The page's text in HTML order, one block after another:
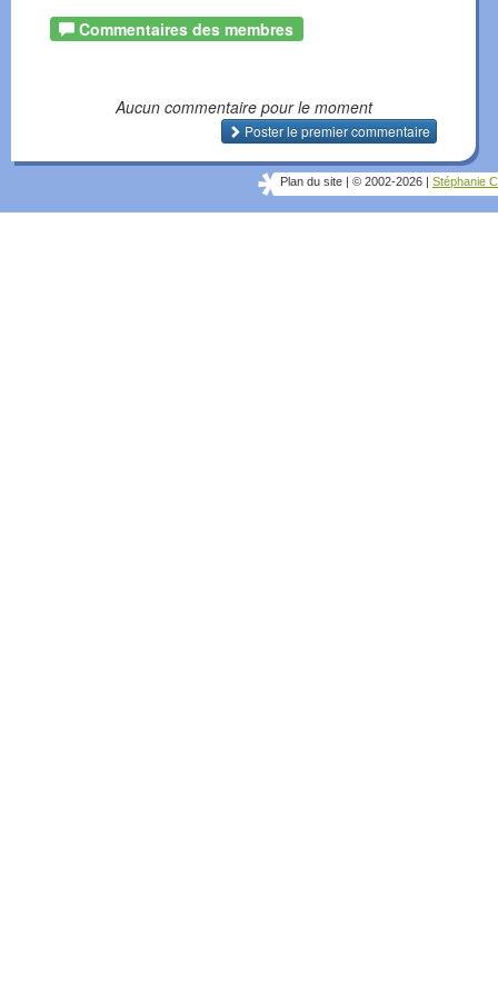
Commentaires des membres
Aucun commentaire pour le moment
Poster le premier commentaire
Plan du site | © 2002-2026 | Stéphanie C